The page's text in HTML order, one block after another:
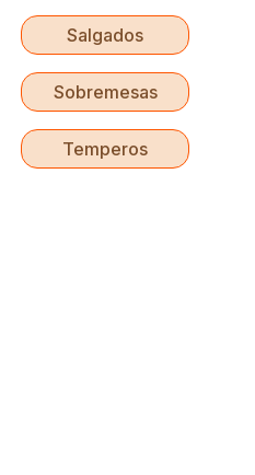
Salgados
Sobremesas
Temperos